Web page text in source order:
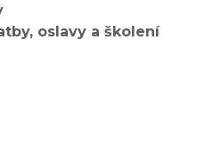
oslavy a školení